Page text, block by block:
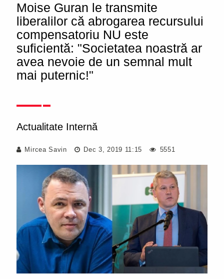
Moise Guran le transmite
liberalilor că abrogarea recursului
compensatoriu NU este
suficientă: "Societatea noastră ar
avea nevoie de un semnal mult
mai puternic!"
Actualitate Internă
Mircea Savin Dec 3, 2019 11:15 5551